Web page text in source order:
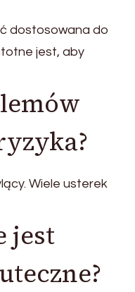
dostosowana do
jest, aby
Wiele usterek
jest